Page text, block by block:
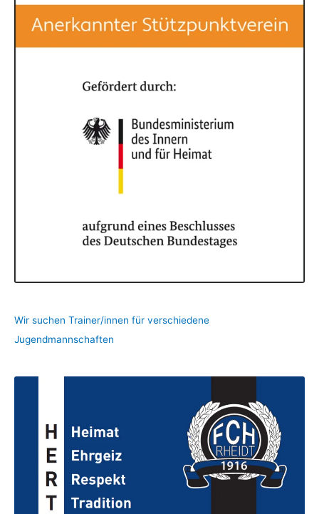
Wir suchen Trainer/innen für verschiedene
Jugendmannschaften